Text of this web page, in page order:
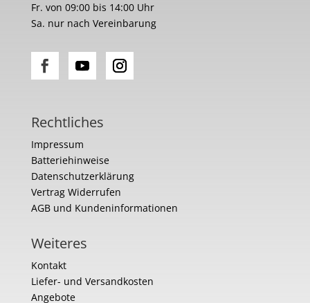
Fr. von 09:00 bis 14:00 Uhr
Sa. nur nach Vereinbarung
Rechtliches
Impressum
Batteriehinweise
Datenschutzerklärung
Vertrag Widerrufen
AGB und Kundeninformationen
Weiteres
Kontakt
Liefer- und Versandkosten
Angebote